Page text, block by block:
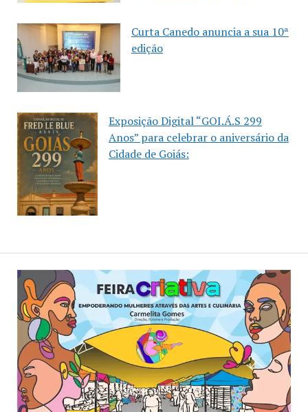
Curta Canedo anuncia a sua 10ª
edição
Exposição Digital “GOI.Á.S 299
Anos” para celebrar o aniversário da
Cidade de Goiás: